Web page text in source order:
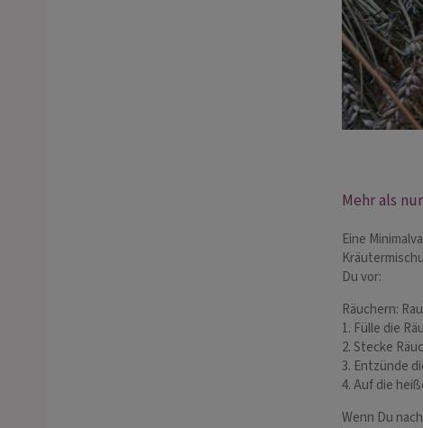
Mehr als
Eine
Du vor:
Räuchern:
1. Fülle die
2. Stecke
3. Entzünde
4. Auf die
Wenn Du